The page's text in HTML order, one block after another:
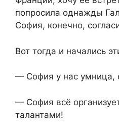
попросила однажды
София, конечно,
Вот тогда и начались
— София у нас умница,
— София всё
талантами!